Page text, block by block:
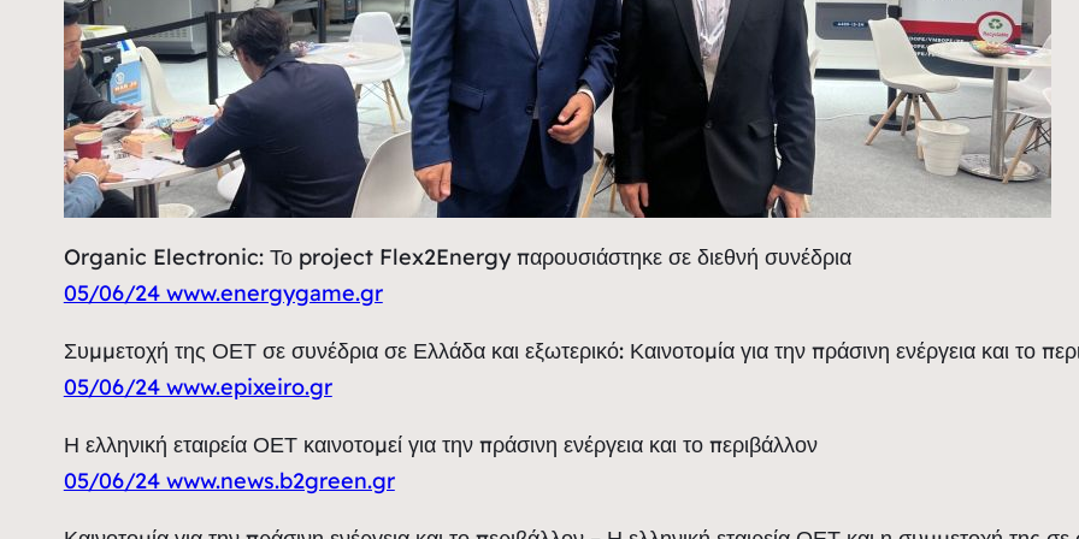
Organic Electronic: Το project Flex2Energy παρουσιάστηκε σε διεθνή συνέδρια
05/06/24 www.energygame.gr
Συμμετοχή της ΟΕΤ σε συνέδρια σε Ελλάδα και εξωτερικό: Καινοτομία για την πράσινη ενέργεια και το
05/06/24 www.epixeiro.gr
Η ελληνική εταιρεία ΟΕΤ καινοτομεί για την πράσινη ενέργεια και το περιβάλλον
05/06/24 www.news.b2green.gr